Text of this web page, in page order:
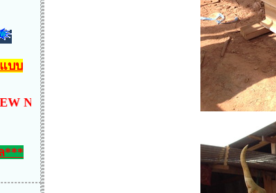
บบ
NEW NEW NEW NEW NEW NEW NEW
***